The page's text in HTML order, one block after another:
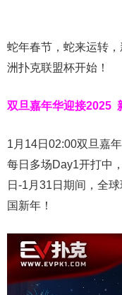
蛇年春节，蛇来运转
洲扑克联盟杯开始！
双旦嘉年华迎接2025
1月14日02:00双旦嘉
每日多场Day1开打中
日-1月31日期间，全
国新年！